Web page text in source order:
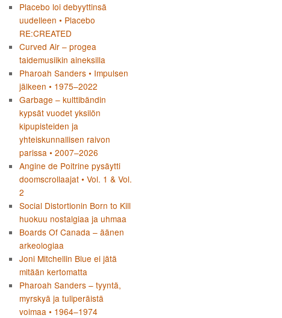
Placebo loi debyyttinsä
uudelleen • Placebo
RE:CREATED
Curved Air – progea
taidemusiikin aineksilla
Pharoah Sanders • Impulsen
jälkeen • 1975–2022
Garbage – kulttibändin
kypsät vuodet yksilön
kipupisteiden ja
yhteiskunnallisen raivon
parissa • 2007–2026
Angine de Poitrine pysäytti
doomscrollaajat • Vol. 1 & Vol.
2
Social Distortionin Born to Kill
huokuu nostalgiaa ja uhmaa
Boards Of Canada – äänen
arkeologiaa
Joni Mitchellin Blue ei jätä
mitään kertomatta
Pharoah Sanders – tyyntä,
myrskyä ja tuliperäistä
voimaa • 1964–1974